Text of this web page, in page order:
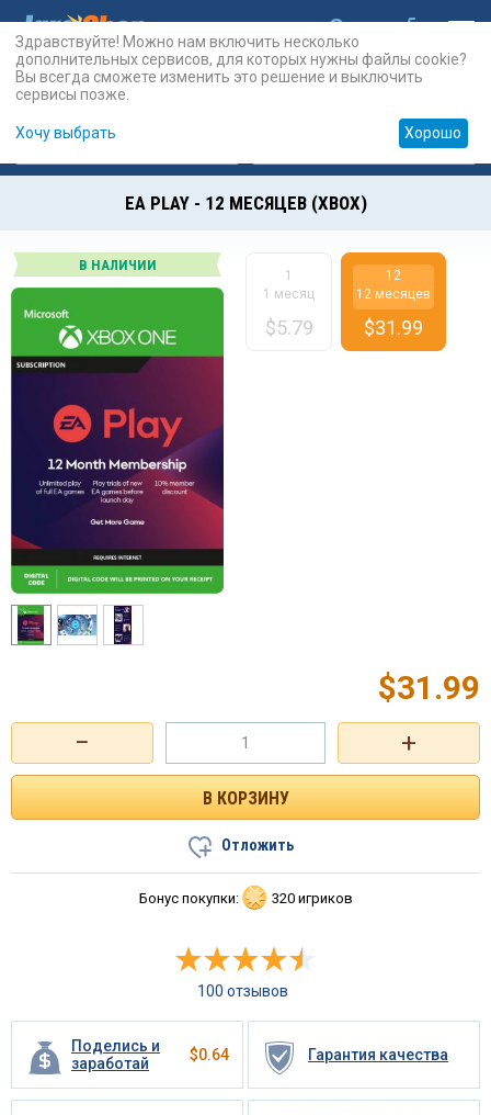
Карты Prepaid
EA PLAY - 12 МЕСЯЦЕВ (XBOX)
В НАЛИЧИИ
+
−
$31.99
Отложить
Бонус покупки: 320 игриков
100 отзывов
Поделись и
заработай
$0.64 Гарантия качества
1
1 месяц
$5.79
12
12 месяцев
$31.99
Здравствуйте! Можно нам включить несколько
дополнительных сервисов, для которых нужны файлы cookie?
Вы всегда сможете изменить это решение и выключить
сервисы позже.
Хочу выбрать Хорошо